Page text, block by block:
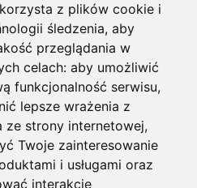
z plików cookie i
śledzenia, aby
przeglądania w
celach: aby umożliwić
funkcjonalność serwisu,
lepsze wrażenia z
ze strony internetowej,
Twoje zainteresowanie
i usługami oraz
interakcje